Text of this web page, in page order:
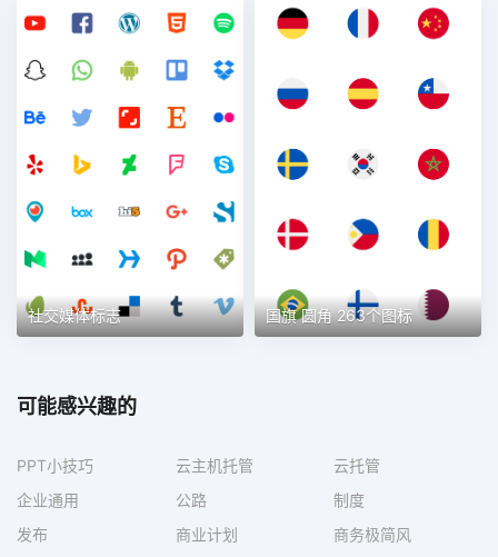
社交媒体标志 国旗 圆角 263个图标
可能感兴趣的
PPT小技巧 云主机托管
云托管
企业通用
公路
制度
发布
商业计划
商务极简风